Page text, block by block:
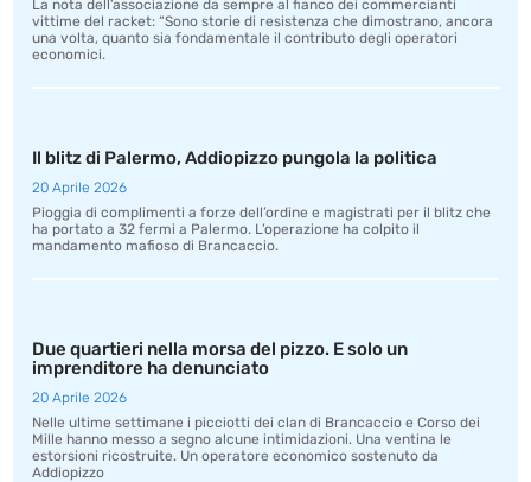
La nota dell’associazione da sempre al fianco dei commercianti
vittime del racket: “Sono storie di resistenza che dimostrano, ancora
una volta, quanto sia fondamentale il contributo degli operatori
economici.
Il blitz di Palermo, Addiopizzo pungola la politica
20 Aprile 2026
Pioggia di complimenti a forze dell’ordine e magistrati per il blitz che
ha portato a 32 fermi a Palermo. L’operazione ha colpito il
mandamento mafioso di Brancaccio.
Due quartieri nella morsa del pizzo. E solo un
imprenditore ha denunciato
20 Aprile 2026
Nelle ultime settimane i picciotti dei clan di Brancaccio e Corso dei
Mille hanno messo a segno alcune intimidazioni. Una ventina le
estorsioni ricostruite. Un operatore economico sostenuto da
Addiopizzo